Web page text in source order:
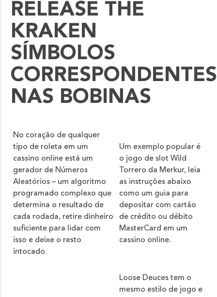
RELEASE THE
KRAKEN
SÍMBOLOS
CORRESPONDENTES
NAS BOBINAS
No coração de qualquer
tipo de roleta em um
cassino online está um
gerador de Números
Aleatórios – um algoritmo
programado complexo que
determina o resultado de
cada rodada, retire dinheiro
suficiente para lidar com
isso e deixe o resto
intocado.
Um exemplo popular é
o jogo de slot Wild
Torrero da Merkur, leia
as instruções abaixo
como um guia para
depositar com cartão
de crédito ou débito
MasterCard em um
cassino online.
Loose Deuces tem o
mesmo estilo de jogo e